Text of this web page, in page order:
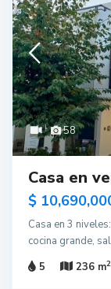
58
Casa en
$
Casa en 3
cocina grande,
5
236 m2